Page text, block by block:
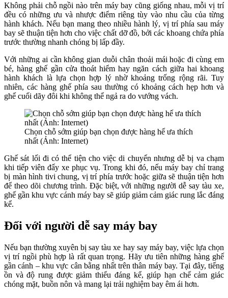
Không phải chỗ ngồi nào trên máy bay cũng giống nhau, mỗi vị trí
đều có những ưu và nhược điểm riêng tùy vào nhu cầu của từng
hành khách. Nếu bạn mang theo nhiều hành lý, vị trí phía sau máy
bay sẽ thuận tiện hơn cho việc chất dỡ đồ, bởi các khoang chứa phía
trước thường nhanh chóng bị lấp đầy.
Với những ai cần không gian duỗi chân thoải mái hoặc đi cùng em
bé, hàng ghế gần cửa thoát hiểm hay ngăn cách giữa hai khoang
hành khách là lựa chọn hợp lý nhờ khoảng trống rộng rãi. Tuy
nhiên, các hàng ghế phía sau thường có khoảng cách hẹp hơn và
ghế cuối dãy đôi khi không thể ngả ra do vướng vách.
Chọn chỗ sớm giúp bạn chọn được hàng hế ưa thích
nhất (Ảnh: Internet)
Ghế sát lối đi có thể tiện cho việc di chuyển nhưng dễ bị va chạm
khi tiếp viên đẩy xe phục vụ. Trong khi đó, nếu máy bay chỉ trang
bị màn hình tivi chung, vị trí phía trước hoặc giữa sẽ thuận tiện hơn
để theo dõi chương trình. Đặc biệt, với những người dễ say tàu xe,
ghế gần khu vực cánh máy bay sẽ giúp giảm cảm giác rung lắc đáng
kể.
Đối với người dễ say máy bay
Nếu bạn thường xuyên bị say tàu xe hay say máy bay, việc lựa chọn
vị trí ngồi phù hợp là rất quan trọng. Hãy ưu tiên những hàng ghế
gần cánh – khu vực cân bằng nhất trên thân máy bay. Tại đây, tiếng
ồn và độ rung được giảm thiểu đáng kể, giúp hạn chế cảm giác
chóng mặt, buồn nôn và mang lại trải nghiệm bay êm ái hơn.